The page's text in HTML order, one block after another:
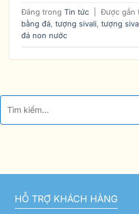
Đăng trong Tin tức Được gắn
bằng đá, tượng sivali, tượng
đá non nước
HỖ TRỢ KHÁCH HÀNG